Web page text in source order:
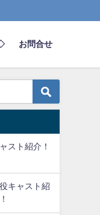
お問合せ
スト紹介！
キャスト紹